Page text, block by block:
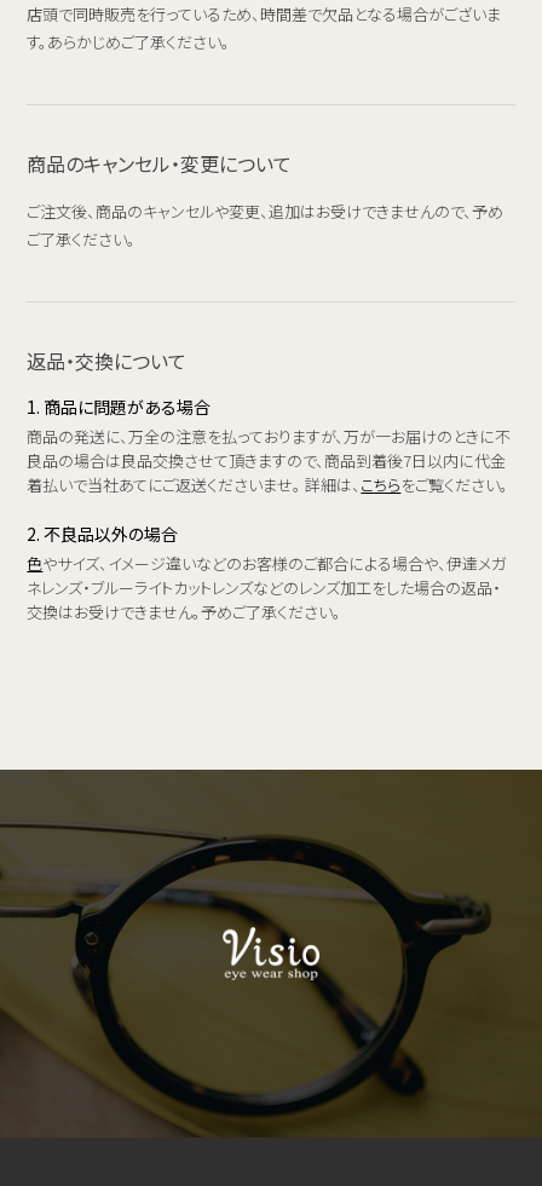
店頭で同時販売を行っているため、時間差で欠品となる場合がございま
す。あらかじめご了承ください。
商品のキャンセル・変更について
ご注文後、商品のキャンセルや変更、追加はお受けできませんので、予め
ご了承ください。
返品・交換について
1. 商品に問題がある場合
商品の発送に、万全の注意を払っておりますが、万が一お届けのときに不
良品の場合は良品交換させて頂きますので、商品到着後7日以内に代金
着払いで当社あてにご返送くださいませ。 詳細は、 こちらをご覧ください。
2. 不良品以外の場合
色やサイズ、イメージ違いなどのお客様のご都合による場合や、伊達メガ
ネレンズ・ブルーライトカットレンズなどのレンズ加工をした場合の返品・
交換はお受けできません。予めご了承ください。